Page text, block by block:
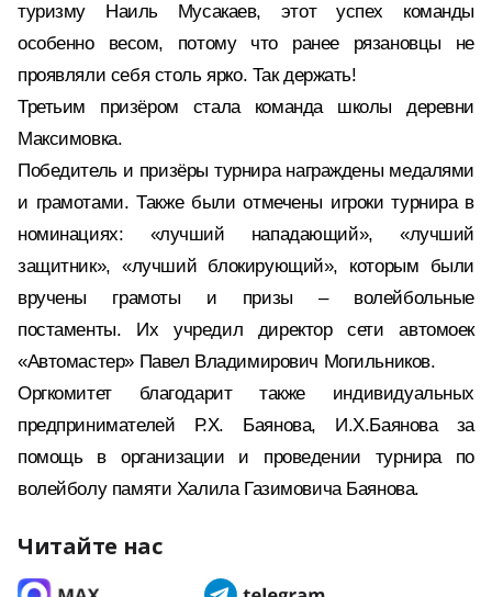
туризму Наиль Мусакаев, этот успех команды
особенно весом, потому что ранее рязановцы не
проявляли себя столь ярко. Так держать!
Третьим призёром стала команда школы деревни
Максимовка.
Победитель и призёры турнира награждены медалями
и грамотами. Также были отмечены игроки турнира в
номинациях: «лучший нападающий», «лучший
защитник», «лучший блокирующий», которым были
вручены грамоты и призы – волейбольные
постаменты. Их учредил директор сети автомоек
«Автомастер» Павел Владимирович Могильников.
Оргкомитет благодарит также индивидуальных
предпринимателей Р.Х. Баянова, И.Х.Баянова за
помощь в организации и проведении турнира по
волейболу памяти Халила Газимовича Баянова.
Читайте нас